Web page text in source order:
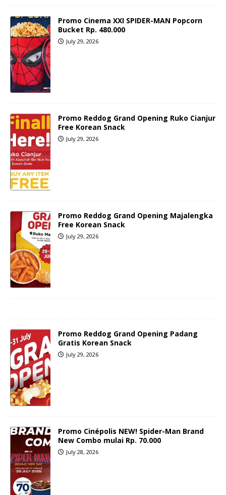
Promo Cinema XXI SPIDER-MAN Popcorn
Bucket Rp. 480.000
July 29, 2026
Promo Reddog Grand Opening Ruko Cianjur
Free Korean Snack
July 29, 2026
Promo Reddog Grand Opening Majalengka
Free Korean Snack
July 29, 2026
Promo Reddog Grand Opening Padang
Gratis Korean Snack
July 29, 2026
Promo Cinépolis NEW! Spider-Man Brand
New Combo mulai Rp. 70.000
July 28, 2026